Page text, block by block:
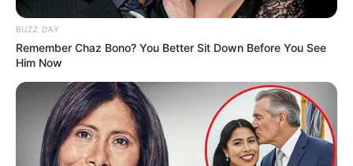
Administrador junio 4, 2020